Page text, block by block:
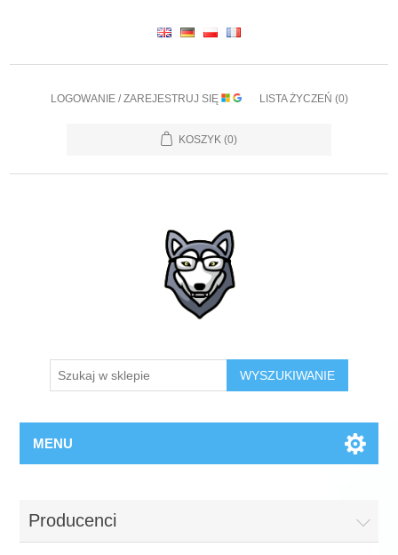
LOGOWANIE / ZAREJESTRUJ SIĘ LISTA ŻYCZEŃ (0)
KOSZYK (0)
WYSZUKIWANIE
MENU
Producenci